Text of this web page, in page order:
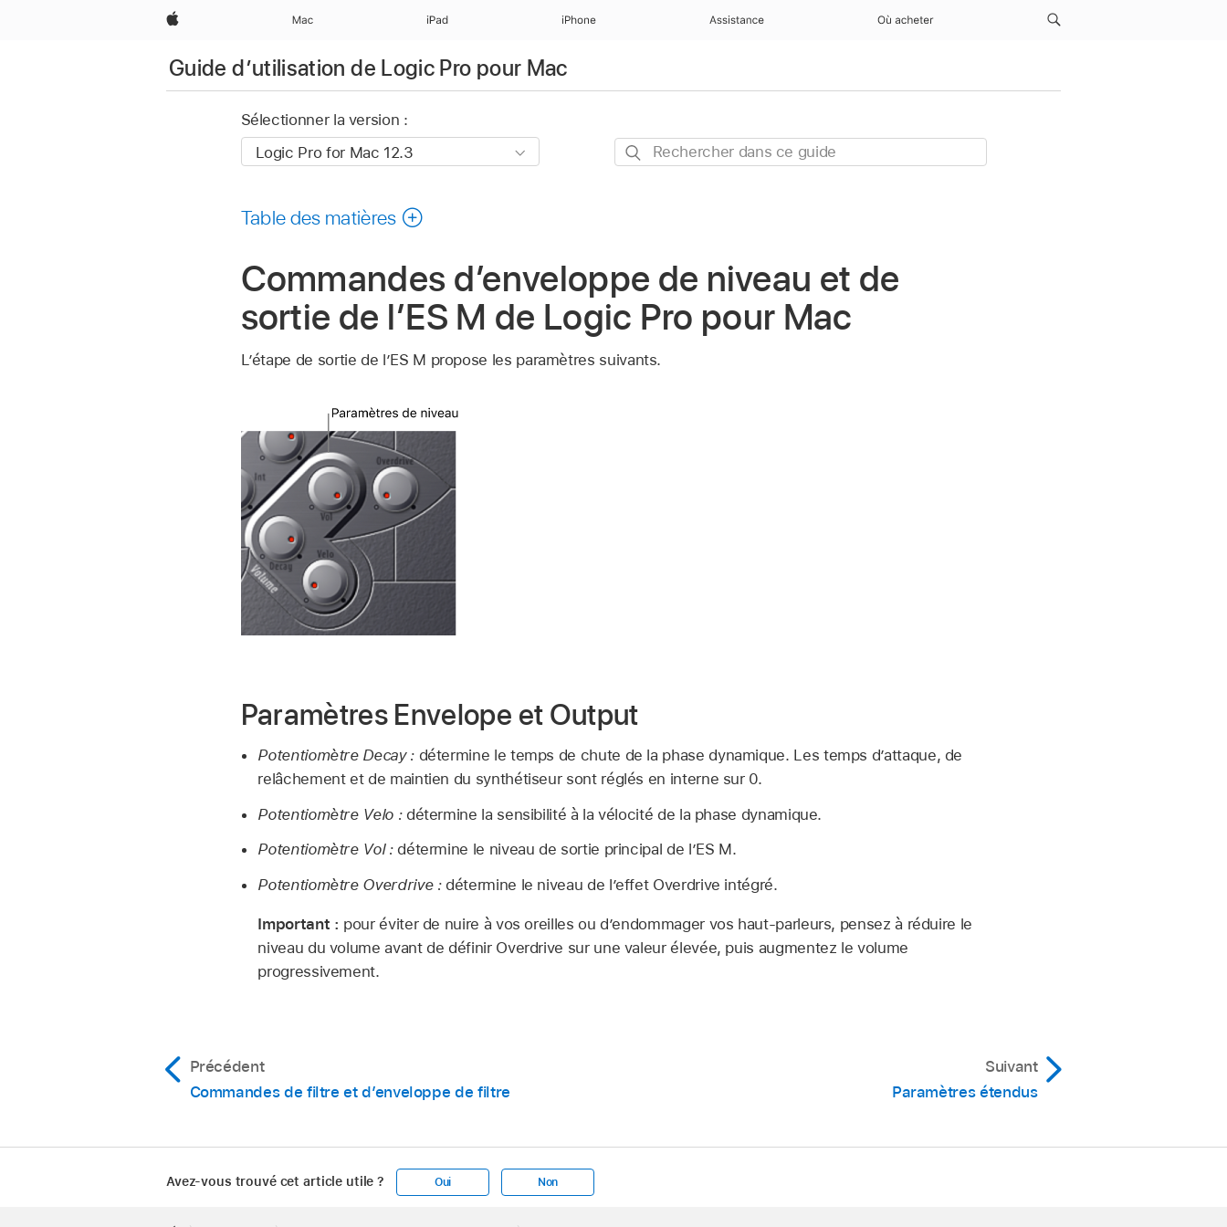
Apple Mac iPad iPhone Assistance Où acheter
Guide d’utilisation de Logic Pro pour Mac
Sélectionner la version :
Rechercher
Table des matières
Commandes d’enveloppe de niveau et de
sortie de l’ES M de Logic Pro pour Mac
L’étape de sortie de l’ES M propose les paramètres suivants.
Paramètres Envelope et Output
Potentiomètre Decay :détermine le temps de chute de la phase dynamique. Les temps d’attaque, de
relâchement et de maintien du synthétiseur sont réglés en interne sur 0.
Potentiomètre Velo :détermine la sensibilité à la vélocité de la phase dynamique.
Potentiomètre Vol :détermine le niveau de sortie principal de l’ES M.
Potentiomètre Overdrive :détermine le niveau de l’effet Overdrive intégré.
Important : pour éviter de nuire à vos oreilles ou d’endommager vos haut-parleurs, pensez à réduire le
niveau du volume avant de définir Overdrive sur une valeur élevée, puis augmentez le volume
progressivement.
Précédent
Commandes de filtre et d’enveloppe de filtre
Suivant
Paramètres étendus
Avez-vous trouvé cet article utile ? Oui Non